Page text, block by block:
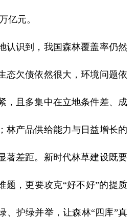
亿元。
识到，我国森林覆盖率仍然
态欠债依然很大，环境问题依
，且多集中在立地条件差、成
林产品供给能力与日益增长的
著差距。新时代林草建设既要
题，更要攻克“好不好”的提质
、护绿并举，让森林“四库”真